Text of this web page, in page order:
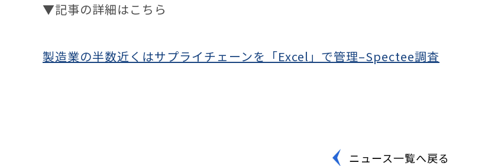
▼記事の詳細はこちら
製造業の半数近くはサプライチェーンを「Excel」で管理–Spectee調査
ニュース一覧へ戻る